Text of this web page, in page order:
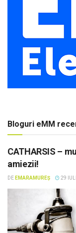
Bloguri eMM
CATHARSIS –
amiezii!
DE EMARAMUREȘ 29